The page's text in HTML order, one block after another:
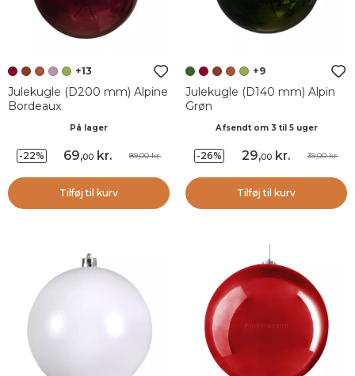
+13
Julekugle (D200 mm) Alpine
Bordeaux
På lager
-22% 69,00 kr. 89,00 kr.
Tilføj til kurv
+9
Julekugle (D140 mm) Alpin
Grøn
Afsendt om 3 til 5 uger
-26% 29,00 kr. 39,00 kr.
Tilføj til kurv